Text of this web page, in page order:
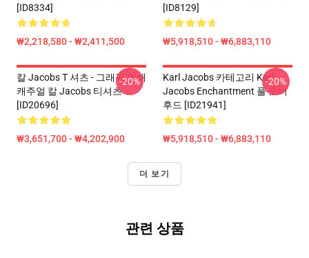
[ID8334]
₩2,218,580 - ₩2,411,500
[ID8129]
₩5,918,510 - ₩6,883,110
칼 Jacobs T 셔츠 - 그래픽 인쇄
캐주얼 칼 Jacobs 티셔츠
[ID20696]
₩3,651,700 - ₩4,202,900
-20%
Karl Jacobs 카테고리 Karl
Jacobs Enchantment 풀 오버
후드 [ID21941]
₩5,918,510 - ₩6,883,110
-20%
더 보기
관련 상품